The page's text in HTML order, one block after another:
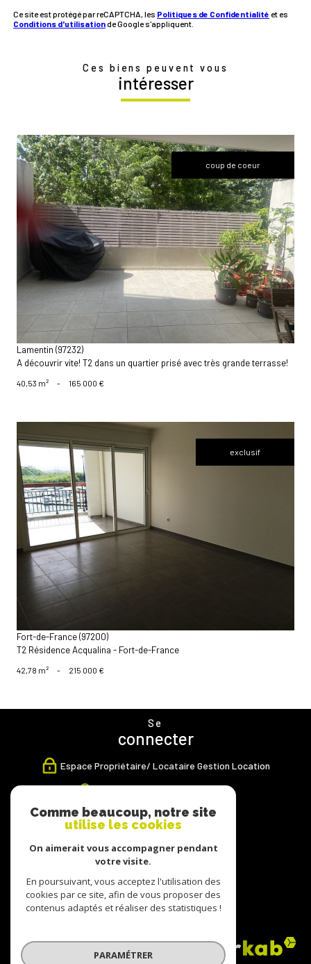
Ce site est protégé par reCAPTCHA, les Politiques de Confidentialité et es
Conditions d'utilisationde Google s'appliquent.
Ces biens peuvent vous
intéresser
coup de coeur
voir le bien
Lamentin (97232)
A découvrir vite! T2 dans un quartier prisé avec très grande terrasse!
40,53 m² - 165 000 €
exclusif
voir le bien
Fort-de-France (97200)
T2 Résidence Acqualina - Fort-de-France
42,78 m² - 215 000 €
Se
connecter
Espace Propriétaire/ Locataire Gestion Location
Espace Propriétaire Transaction
Nous
Nous
adhérons
Comme beaucoup, notre site
utilise les cookies
On aimerait vous accompagner pendant
votre visite.
En poursuivant, vous acceptez l'utilisation des
cookies par ce site, afin de vous proposer des
contenus adaptés et réaliser des statistiques !
PARAMÉTRER